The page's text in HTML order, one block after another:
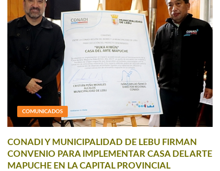
COMUNICADOS
CONADI Y MUNICIPALIDAD DE LEBU FIRMAN
CONVENIO PARA IMPLEMENTAR CASA DEL ARTE
MAPUCHE EN LA CAPITAL PROVINCIAL